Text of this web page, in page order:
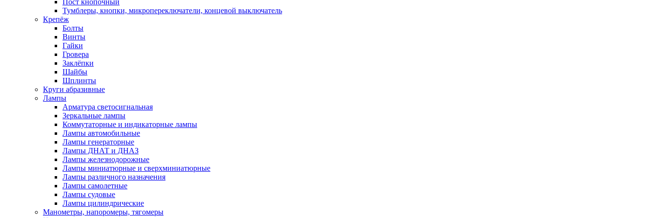
Тумблеры, кнопки, микропереключатели, концевой выключатель
Крепёж
Болты
Винты
Гайки
Гровера
Заклёпки
Шайбы
Шплинты
Круги абразивные
Лампы
Арматура светосигнальная
Зеркальные лампы
Коммутаторные и индикаторные лампы
Лампы автомобильные
Лампы генераторные
Лампы ДНАТ и ДНАЗ
Лампы железнодорожные
Лампы миниатюрные и сверхминиатюрные
Лампы различного назначения
Лампы самолетные
Лампы судовые
Лампы цилиндрические
Манометры, напоромеры, тягомеры